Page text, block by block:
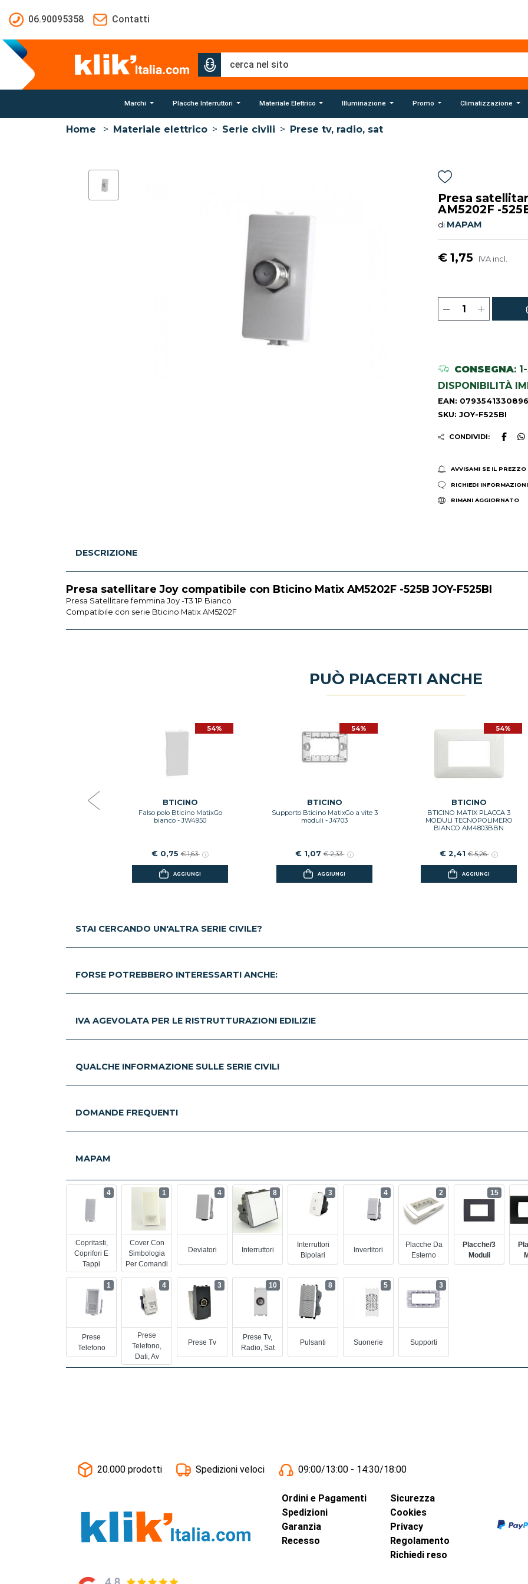
06.90095358
Contatti
Marchi Placche Interruttori Materiale Elettrico Illuminazione Promo Climatizzazione
Home > Materiale elettrico > Serie civili > Prese tv, radio, sat
Presa
AM5202F -
di MAPAM
€ 1,75 IVA incl.
CONSEGNA:
DISPONIBILITÀ
EAN: 0793541330896
SKU: JOY-F525BI
CONDIVIDI:
AVVISAMI SE IL PREZZO
RICHIEDI INFORMAZIONI
RIMANI AGGIORNATO
DESCRIZIONE
Presa satellitare Joy compatibile con Bticino Matix AM5202F -525B JOY-F525BI
Presa Satellitare femmina Joy -T3 1P Bianco
Compatibile con serie Bticino Matix AM5202F
PUÒ PIACERTI ANCHE
54%
BTICINO
Falso polo Bticino MatixGo
bianco - JW4950
€ 0,75 € 1,63
AGGIUNGI
54%
BTICINO
Supporto Bticino MatixGo a vite 3
moduli - J4703
€ 1,07 € 2,33
AGGIUNGI
54%
BTICINO
BTICINO MATIX PLACCA 3
MODULI TECNOPOLIMERO
BIANCO AM4803BBN
€ 2,41 € 5,26
AGGIUNGI
STAI CERCANDO UN'ALTRA SERIE CIVILE?
FORSE POTREBBERO INTERESSARTI ANCHE:
IVA AGEVOLATA PER LE RISTRUTTURAZIONI EDILIZIE
QUALCHE INFORMAZIONE SULLE SERIE CIVILI
DOMANDE FREQUENTI
MAPAM
Copritasti,
Coprifori E
Tappi
4
Cover Con
Simbologia
Per Comandi
1
Deviatori
4
Interruttori
8
Interruttori
Bipolari
3
Invertitori
4
Placche Da
Esterno
2
Placche/3
Moduli
15
Prese
Telefono
1
Prese
Telefono,
Dati, Av
4
Prese Tv
3
Prese Tv,
Radio, Sat
10
Pulsanti
8
Suonerie
5
Supporti
3
20.000 prodotti Spedizioni veloci 09:00/13:00 - 14:30/18:00
Ordini e Pagamenti
Spedizioni
Garanzia
Recesso
Sicurezza
Cookies
Privacy
Regolamento
Richiedi reso